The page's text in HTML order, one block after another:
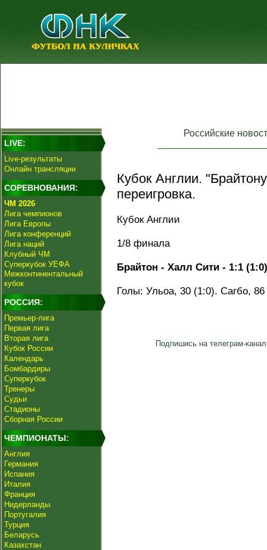
LIVE:
Live-результаты
Онлайн трансляции
СОРЕВНОВАНИЯ:
ЧМ 2026
Лига чемпионов
Лига Европы
Лига конференций
Лига наций
Клубный ЧМ
Суперкубок УЕФА
Межконтинентальный
кубок
РОССИЯ:
Премьер-лига
Первая лига
Вторая лига
Кубок России
Календарь
Бомбардиры
Суперкубок
Тренеры
Судьи
Стадионы
Сборная России
ЧЕМПИОНАТЫ:
Англия
Германия
Испания
Италия
Франция
Нидерланды
Португалия
Турция
Беларусь
Казахстан
Российские
Кубок Англии.
переигровка.
Кубок Англии
1/8 финала
Брайтон - Халл Сити - 1:1 (1:0)
Голы: Ульоа, 30 (1:0). Сагбо,
Подпишись на телеграм-